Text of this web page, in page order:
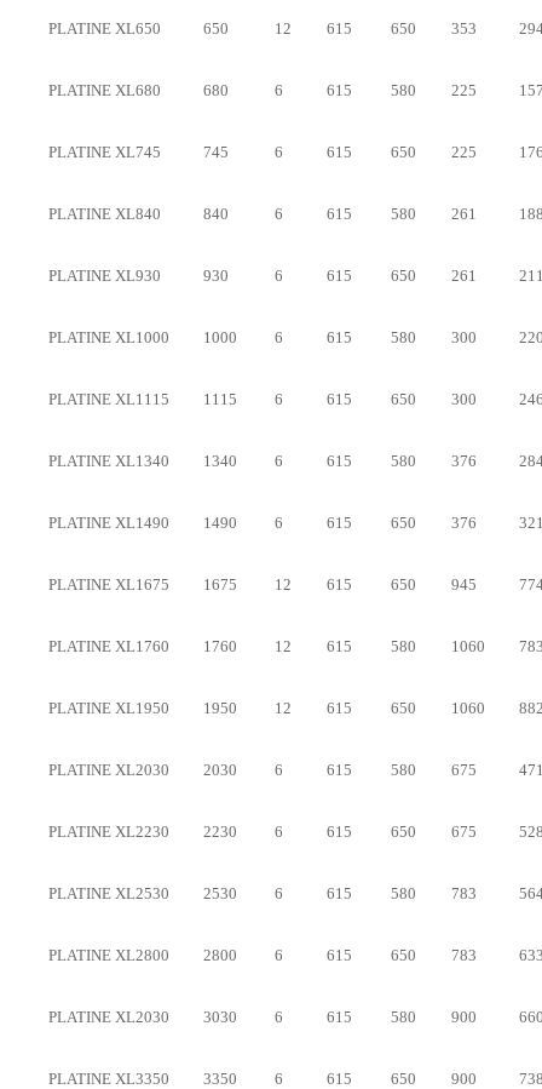
PLATINE XL650 650 12 615 650 353
PLATINE XL680 680 6 615 580 225
PLATINE XL745 745 6 615 650 225
PLATINE XL840 840 6 615 580 261
PLATINE XL930 930 6 615 650 261
PLATINE XL1000 1000 6 615 580 300
PLATINE XL1115 1115 6 615 650 300
PLATINE XL1340 1340 6 615 580 376
PLATINE XL1490 1490 6 615 650 376
PLATINE XL1675 1675 12 615 650 945
PLATINE XL1760 1760 12 615 580 1060
PLATINE XL1950 1950 12 615 650 1060
PLATINE XL2030 2030 6 615 580 675
PLATINE XL2230 2230 6 615 650 675
PLATINE XL2530 2530 6 615 580 783
PLATINE XL2800 2800 6 615 650 783
PLATINE XL2030 3030 6 615 580 900
PLATINE XL3350 3350 6 615 650 900